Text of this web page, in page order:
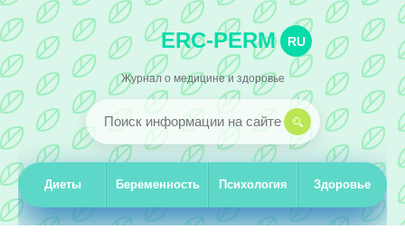
ERC-PERM RU
Журнал о медицине и здоровье
Диеты Беременность Психология Здоровье